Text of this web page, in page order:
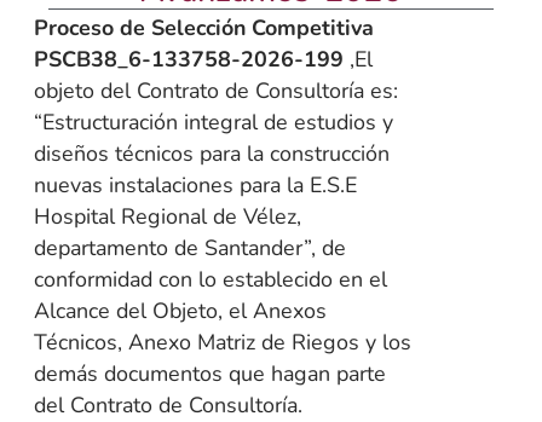
Proceso de Selección Competitiva
PSCB38_6-133758-2026-199 ,El
objeto del Contrato de Consultoría es:
“Estructuración integral de estudios y
diseños técnicos para la construcción
nuevas instalaciones para la E.S.E
Hospital Regional de Vélez,
departamento de Santander”, de
conformidad con lo establecido en el
Alcance del Objeto, el Anexos
Técnicos, Anexo Matriz de Riegos y los
demás documentos que hagan parte
del Contrato de Consultoría.